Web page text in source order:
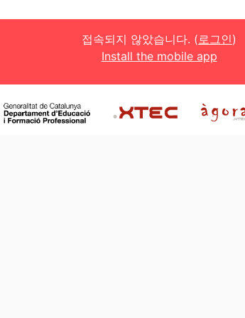
접속되지 않았습니다. ( 로그인)
Install the mobile app